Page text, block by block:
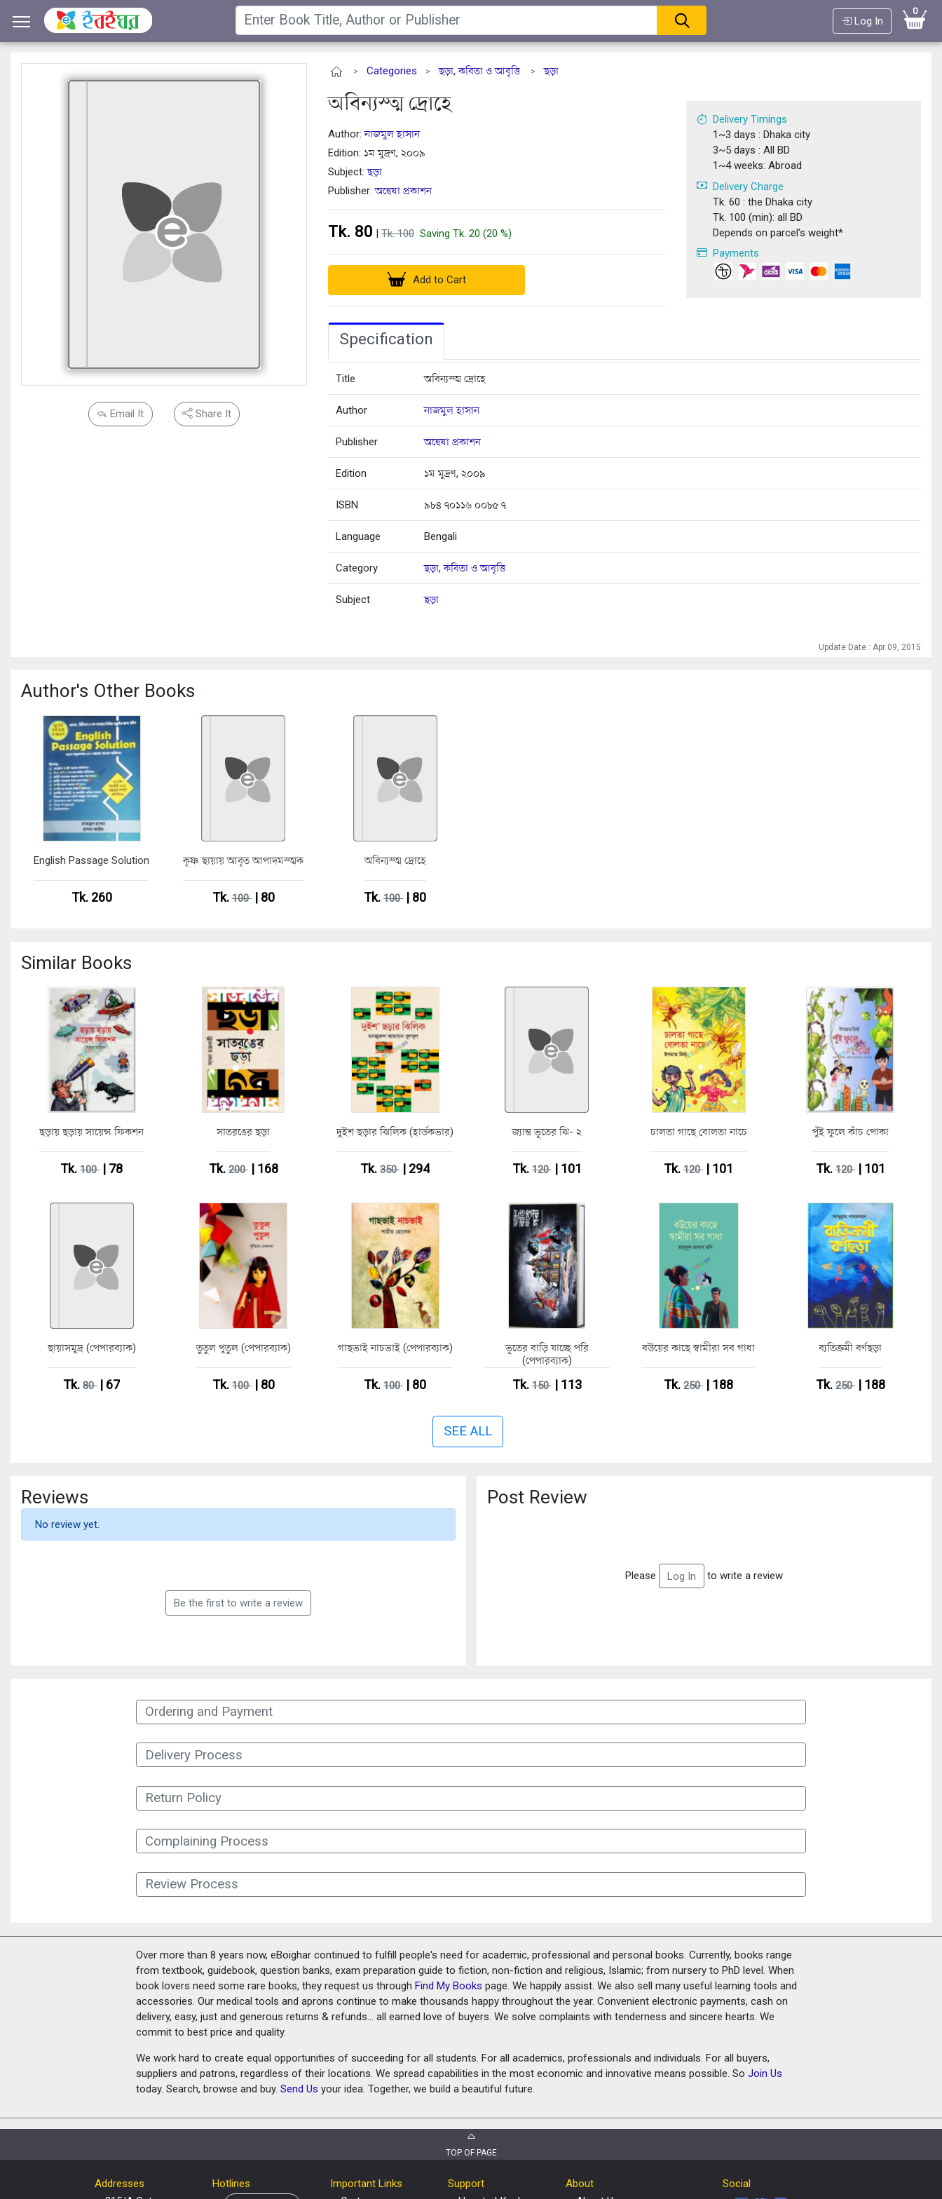
Log In
0
Email It Share It
> Categories >ছড়া, কবিতা ও আবৃত্তি >ছড়া
অবিন্যস্ত্ম দ্রোহে
Author:নাজমুল হাসান
Edition: ১ম মুদ্রণ, ২০০৯
Subject:ছড়া
Publisher:অন্বেষা প্রকাশন
Tk. 80 | Tk. 100 Saving Tk. 20 (20 %)
Add to Cart
Delivery Timings
1~3 days : Dhaka city
3~5 days : All BD
1~4 weeks: Abroad
Delivery Charge
Tk. 60 : the Dhaka city
Tk. 100 (min): all BD
Depends on parcel's weight*
Payments
Specification
Title অবিন্যস্ত্ম দ্রোহে
Author নাজমুল হাসান
Publisher অন্বেষা প্রকাশন
Edition ১ম মুদ্রণ, ২০০৯
ISBN ৯৮৪ ৭০১১৬ ০০৮৫ ৭
Language Bengali
Category ছড়া, কবিতা ও আবৃত্তি
Subject ছড়া
Update Date : Apr 09, 2015
Author's Other Books
English Passage Solution
Tk. 260
কৃষ্ণ ছায়ায় আবৃত আপাদমস্ত্মক
Tk.100| 80
অবিন্যস্ত্ম দ্রোহে
Tk.100| 80
Similar Books
ছড়ায় ছড়ায় সায়েন্স ফিকশন
Tk.100| 78
সাতরঙের ছড়া
Tk.200| 168
দুইশ ছড়ার ঝিলিক (হার্ডকভার)
Tk.350| 294
জ্যান্ত ভূতের ঝি- ২
Tk.120| 101
চালতা গাছে বোলতা নাচে
Tk.120| 101
পুঁই ফুলে কাঁচ পোকা
Tk.120| 101
ছায়াসমুদ্র (পেপারব্যাক)
Tk.80| 67
তুতুল পুতুল (পেপারব্যাক)
Tk.100| 80
গাছভাই নাচভাই (পেপারব্যাক)
Tk.100| 80
ভূতের বাড়ি যাচ্ছে পরি
(পেপারব্যাক)
Tk.150| 113
বউয়ের কাছে স্বামীরা সব গাধা
Tk.250| 188
ব্যতিক্রমী বর্ণছড়া
Tk.250| 188
SEE ALL
Reviews
No review yet.
Be the first to write a review
Post Review
Please Log In to write a review
Ordering and Payment
Delivery Process
Return Policy
Complaining Process
Review Process
Over more than 8 years now, eBoighar continued to fulfill people's need for academic, professional and personal books. Currently, books range
from textbook, guidebook, question banks, exam preparation guide to fiction, non-fiction and religious, Islamic; from nursery to PhD level. When
book lovers need some rare books, they request us throughFind My Books page. We happily assist. We also sell many useful learning tools and
accessories. Our medical tools and aprons continue to make thousands happy throughout the year. Convenient electronic payments, cash on
delivery, easy, just and generous returns & refunds... all earned love of buyers. We solve complaints with tenderness and sincere hearts. We
commit to best price and quality.
We work hard to create equal opportunities of succeeding for all students. For all academics, professionals and individuals. For all buyers,
suppliers and patrons, regardless of their locations. We spread capabilities in the most economic and innovative means possible. SoJoin Us
today. Search, browse and buy.Send Us your idea. Together, we build a beautiful future.
TOP OF PAGE
Addresses
Hotlines
Important Links
Support
About
Social